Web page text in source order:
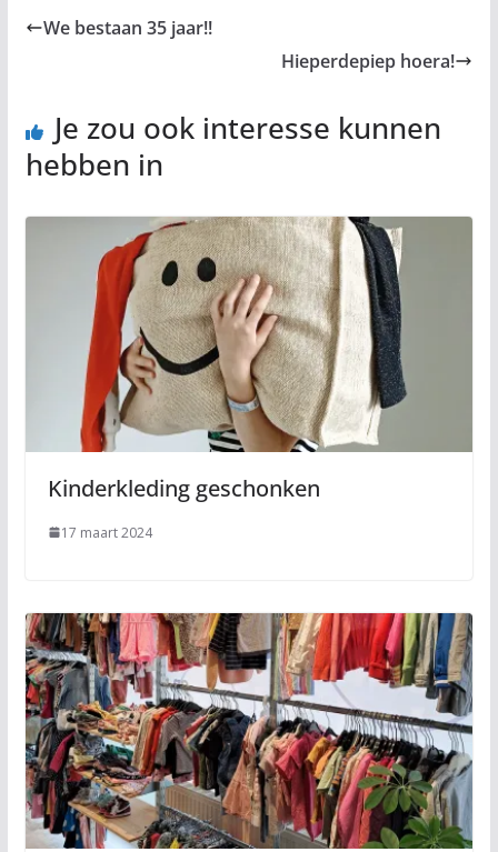
We bestaan 35 jaar!!
Hieperdepiep hoera!
Je zou ook interesse kunnen
hebben in
Kinderkleding geschonken
17 maart 2024